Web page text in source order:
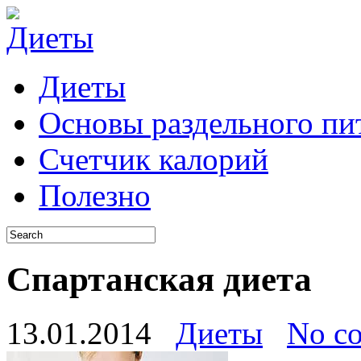
Диеты
Основы раздельного
Счетчик калорий
Полезно
Спартанская диета
13.01.2014 Диеты No